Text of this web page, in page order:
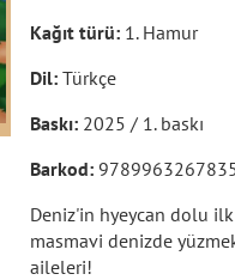
Kağıt türü: 1. Hamur
Dil:Türkçe
Baskı: 2025 / 1. baskı
Barkod:
Deniz'in hyeycan dolu ilk
masmavi denizde
aileleri!